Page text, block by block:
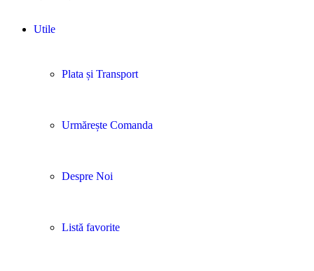
Utile
Plata și Transport
Urmărește Comanda
Despre Noi
Listă favorite